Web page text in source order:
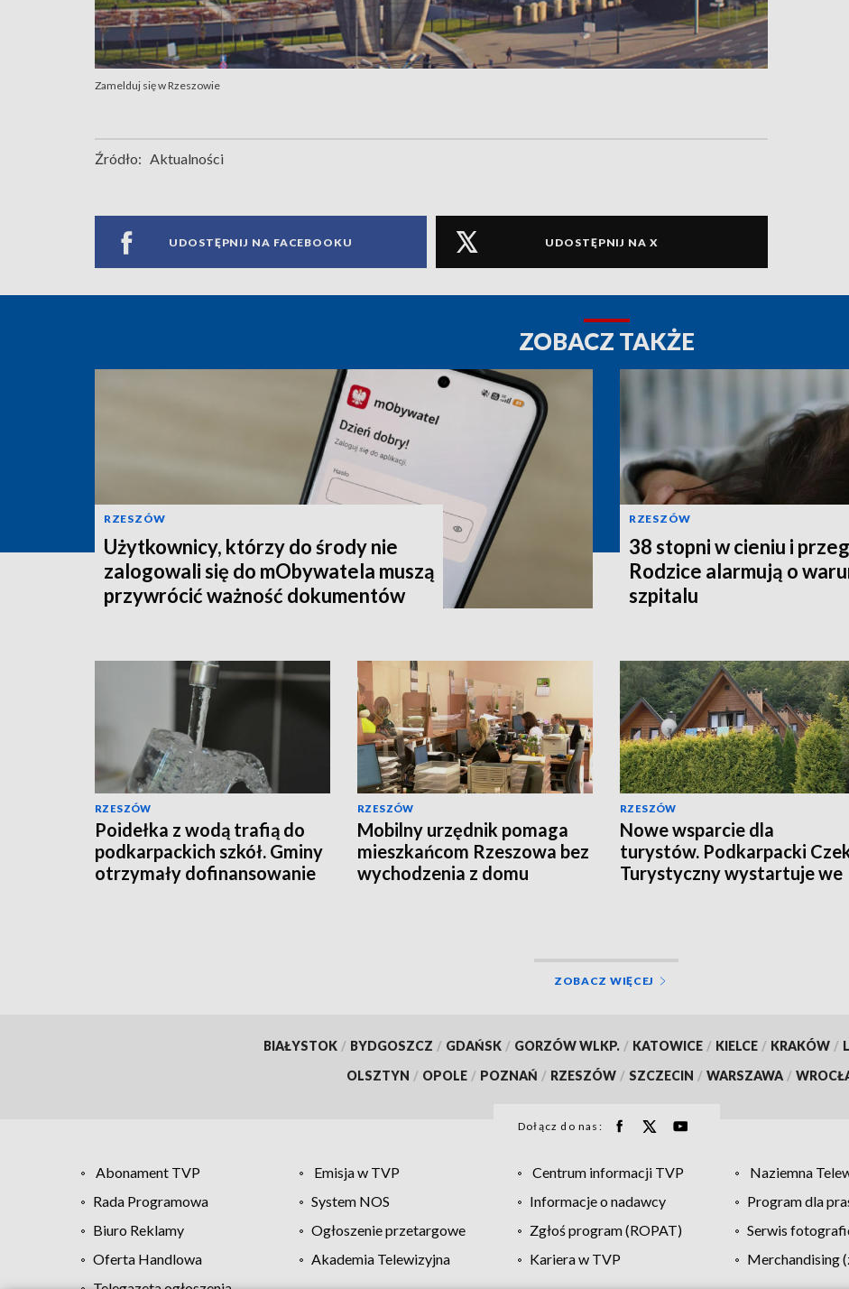
Zamelduj się w Rzeszowie
Źródło: Aktualności
UDOSTĘPNIJ NA FACEBOOKU UDOSTĘPNIJ NA X
ZOBACZ TAKŻE
RZESZÓW
Użytkownicy, którzy do środy nie
zalogowali się do mObywatela muszą
przywrócić ważność dokumentów
RZESZÓW
38 stopni w cieniu i
Rodzice alarmują o
szpitalu
RZESZÓW
Poidełka z wodą trafią do
podkarpackich szkół. Gminy
otrzymały dofinansowanie
RZESZÓW
Mobilny urzędnik pomaga
mieszkańcom Rzeszowa bez
wychodzenia z domu
RZESZÓW
Nowe wsparcie dla
turystów. Podkarpacki
Turystyczny wystartuje we
ZOBACZ WIĘCEJ
BIAŁYSTOK / BYDGOSZCZ / GDAŃSK / GORZÓW WLKP. / KATOWICE / KIELCE / KRAKÓW /
OLSZTYN / OPOLE / POZNAŃ / RZESZÓW / SZCZECIN / WARSZAWA /
Dołącz do nas:
Abonament TVP Emisja w TVP Centrum informacji TVP Naziemna
Rada Programowa
System NOS Informacje o nadawcy
Program dla
Biuro Reklamy
Ogłoszenie przetargowe Zgłoś program (ROPAT)
Serwis
Oferta Handlowa
Akademia Telewizyjna Kariera w TVP
Merchandising